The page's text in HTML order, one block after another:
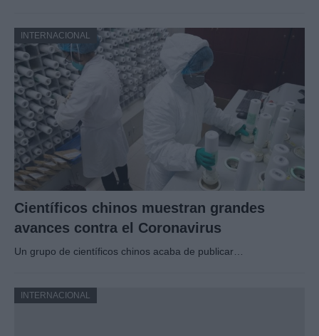
INTERNACIONAL
Científicos chinos muestran grandes
avances contra el Coronavirus
Un grupo de científicos chinos acaba de publicar…
INTERNACIONAL